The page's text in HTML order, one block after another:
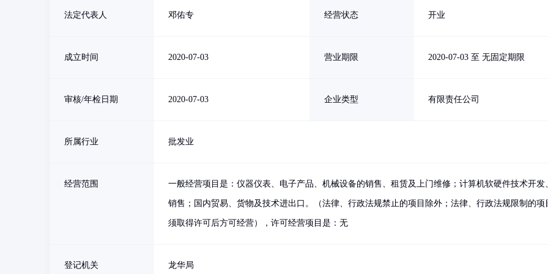
法定代表人 邓佑专 经营状态 开业
成立时间 2020-07-03 营业期限 2020-07-03 至 无固定期限
审核/年检日期 2020-07-03 企业类型 有限责任公司
所属行业 批发业
经营范围 一般经营项目是：仪器仪表、电子产品、机械设备的销售、租赁及上门维修；计算机软硬件技术开发
销售；国内贸易、货物及技术进出口。（法律、行政法规禁止的项目除外；法律、行政法规限制的项
须取得许可后方可经营），许可经营项目是：无
登记机关 龙华局